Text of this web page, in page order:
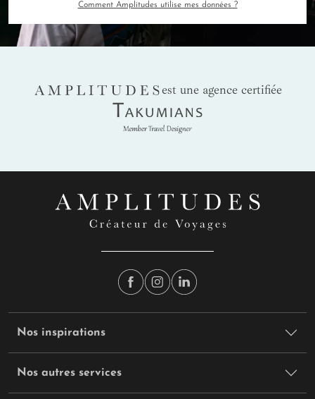
Comment Amplitudes utilise mes données ?
AMPLITUDES
est une agence certifiée
Takumians
Nos inspirations
Nos autres services